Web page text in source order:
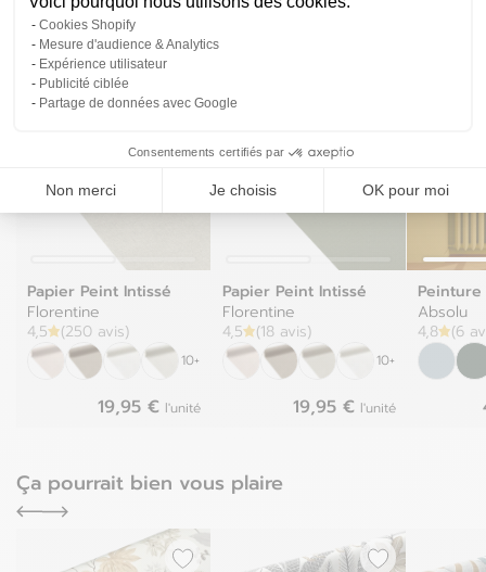
Cookies Shopify
Mesure d'audience & Analytics
Expérience utilisateur
Publicité ciblée
Partage de données avec Google
Consentements certifiés par
Non merci Je choisis OK pour moi
À associer les yeux fermés
Papier Peint Intissé
Florentine
4,5
(250 avis)
10+
19,95 € l'unité
Papier Peint Intissé
Florentine
4,5
(18 avis)
10+
19,95 € l'unité
Peinture
Absolu
4,8
(6
Ça pourrait bien vous plaire